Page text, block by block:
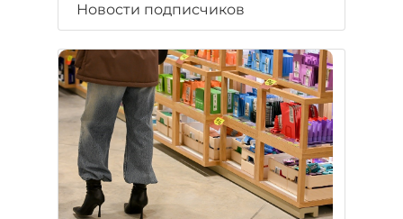
Новости подписчиков